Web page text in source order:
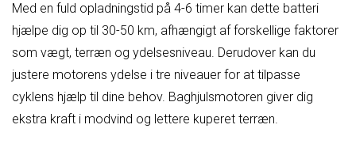
Med en fuld opladningstid på 4-6 timer kan dette batteri
hjælpe dig op til 30-50 km, afhængigt af forskellige faktorer
som vægt, terræn og ydelsesniveau. Derudover kan du
justere motorens ydelse i tre niveauer for at tilpasse
cyklens hjælp til dine behov. Baghjulsmotoren giver dig
ekstra kraft i modvind og lettere kuperet terræn.